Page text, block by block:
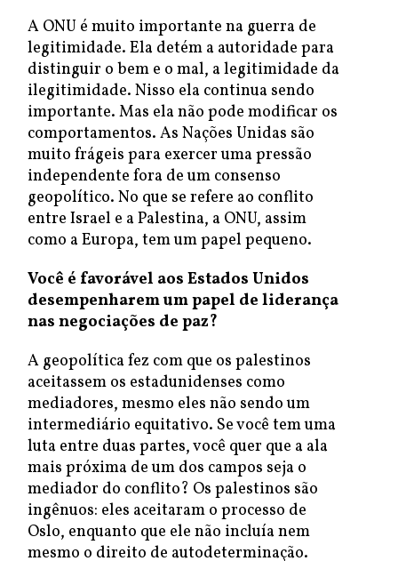
A ONU é muito importante na guerra de
legitimidade. Ela detém a autoridade para
distinguir o bem e o mal, a legitimidade da
ilegitimidade. Nisso ela continua sendo
importante. Mas ela não pode modificar os
comportamentos. As Nações Unidas são
muito frágeis para exercer uma pressão
independente fora de um consenso
geopolítico. No que se refere ao conflito
entre Israel e a Palestina, a ONU, assim
como a Europa, tem um papel pequeno.
Você é favorável aos Estados Unidos
desempenharem um papel de liderança
nas negociações de paz?
A geopolítica fez com que os palestinos
aceitassem os estadunidenses como
mediadores, mesmo eles não sendo um
intermediário equitativo. Se você tem uma
luta entre duas partes, você quer que a ala
mais próxima de um dos campos seja o
mediador do conflito? Os palestinos são
ingênuos: eles aceitaram o processo de
Oslo, enquanto que ele não incluía nem
mesmo o direito de autodeterminação.